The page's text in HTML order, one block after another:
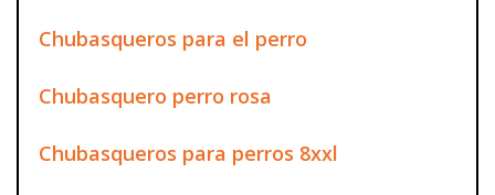
Chubasqueros para el perro
Chubasquero perro rosa
Chubasqueros para perros 8xxl